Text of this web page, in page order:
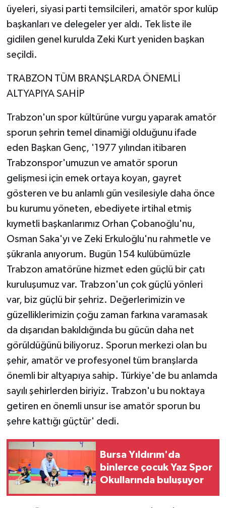
üyeleri, siyasi parti temsilcileri, amatör spor kulüp
başkanları ve delegeler yer aldı. Tek liste ile
gidilen genel kurulda Zeki Kurt yeniden başkan
seçildi.
TRABZON TÜM BRANŞLARDA ÖNEMLİ
ALTYAPIYA SAHİP
Trabzon'un spor kültürüne vurgu yaparak amatör
sporun şehrin temel dinamiği olduğunu ifade
eden Başkan Genç, '1977 yılından itibaren
Trabzonspor'umuzun ve amatör sporun
gelişmesi için emek ortaya koyan, gayret
gösteren ve bu anlamlı gün vesilesiyle daha önce
bu kurumu yöneten, ebediyete irtihal etmiş
kıymetli başkanlarımız Orhan Çobanoğlu'nu,
Osman Saka'yı ve Zeki Erkuloğlu'nu rahmetle ve
şükranla anıyorum. Bugün 154 kulübümüzle
Trabzon amatörüne hizmet eden güçlü bir çatı
kuruluşumuz var. Trabzon'un çok güçlü yönleri
var, biz güçlü bir şehriz. Değerlerimizin ve
güzelliklerimizin çoğu zaman farkına varamasak
da dışarıdan bakıldığında bu gücün daha net
görüldüğünü biliyoruz. Sporun merkezi olan bu
şehir, amatör ve profesyonel tüm branşlarda
önemli bir altyapıya sahip. Türkiye'de bu anlamda
sayılı şehirlerden biriyiz. Trabzon'u bu noktaya
getiren en önemli unsur ise amatör sporun bu
şehre kattığı güçtür' dedi.
Bursa Yıldırım'da
binlerce çocuk Yaz Spor
Okullarında buluşuyor